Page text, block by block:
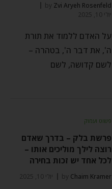
by Zvi Aryeh Rosenfeld
יולי 10, 2025
על האדם ללמוד את תורת
ה', את דבר ה', בטהרה –
לשם קדושה, לשם
פשוט ועמוק
פרשת בלק – בדרך שאדם
רוצה לילך מוליכים אותו –
לכל אחד יש זכות בחירה
by Chaim Kramer יולי 10, 2025